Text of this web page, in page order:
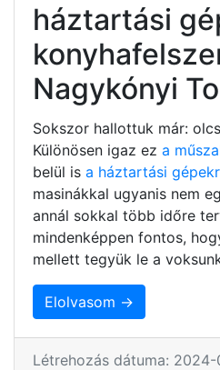
háztartási
Nagykónyi
Sokszor hallottuk már:
Különösen igaz ez a
belül is a háztartási
masinákkal ugyanis nem
annál sokkal több időre
mindenképpen fontos,
mellett tegyük le a
Elolvasom →
Létrehozás dátuma: